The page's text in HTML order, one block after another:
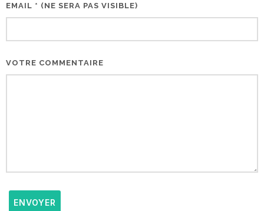
EMAIL * (NE SERA PAS VISIBLE)
VOTRE COMMENTAIRE
ENVOYER